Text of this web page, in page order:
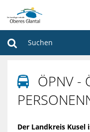
AKTUELLES
WIRTSCHAFT
VERWALTUNG

ÖPNV -
Der Landkreis